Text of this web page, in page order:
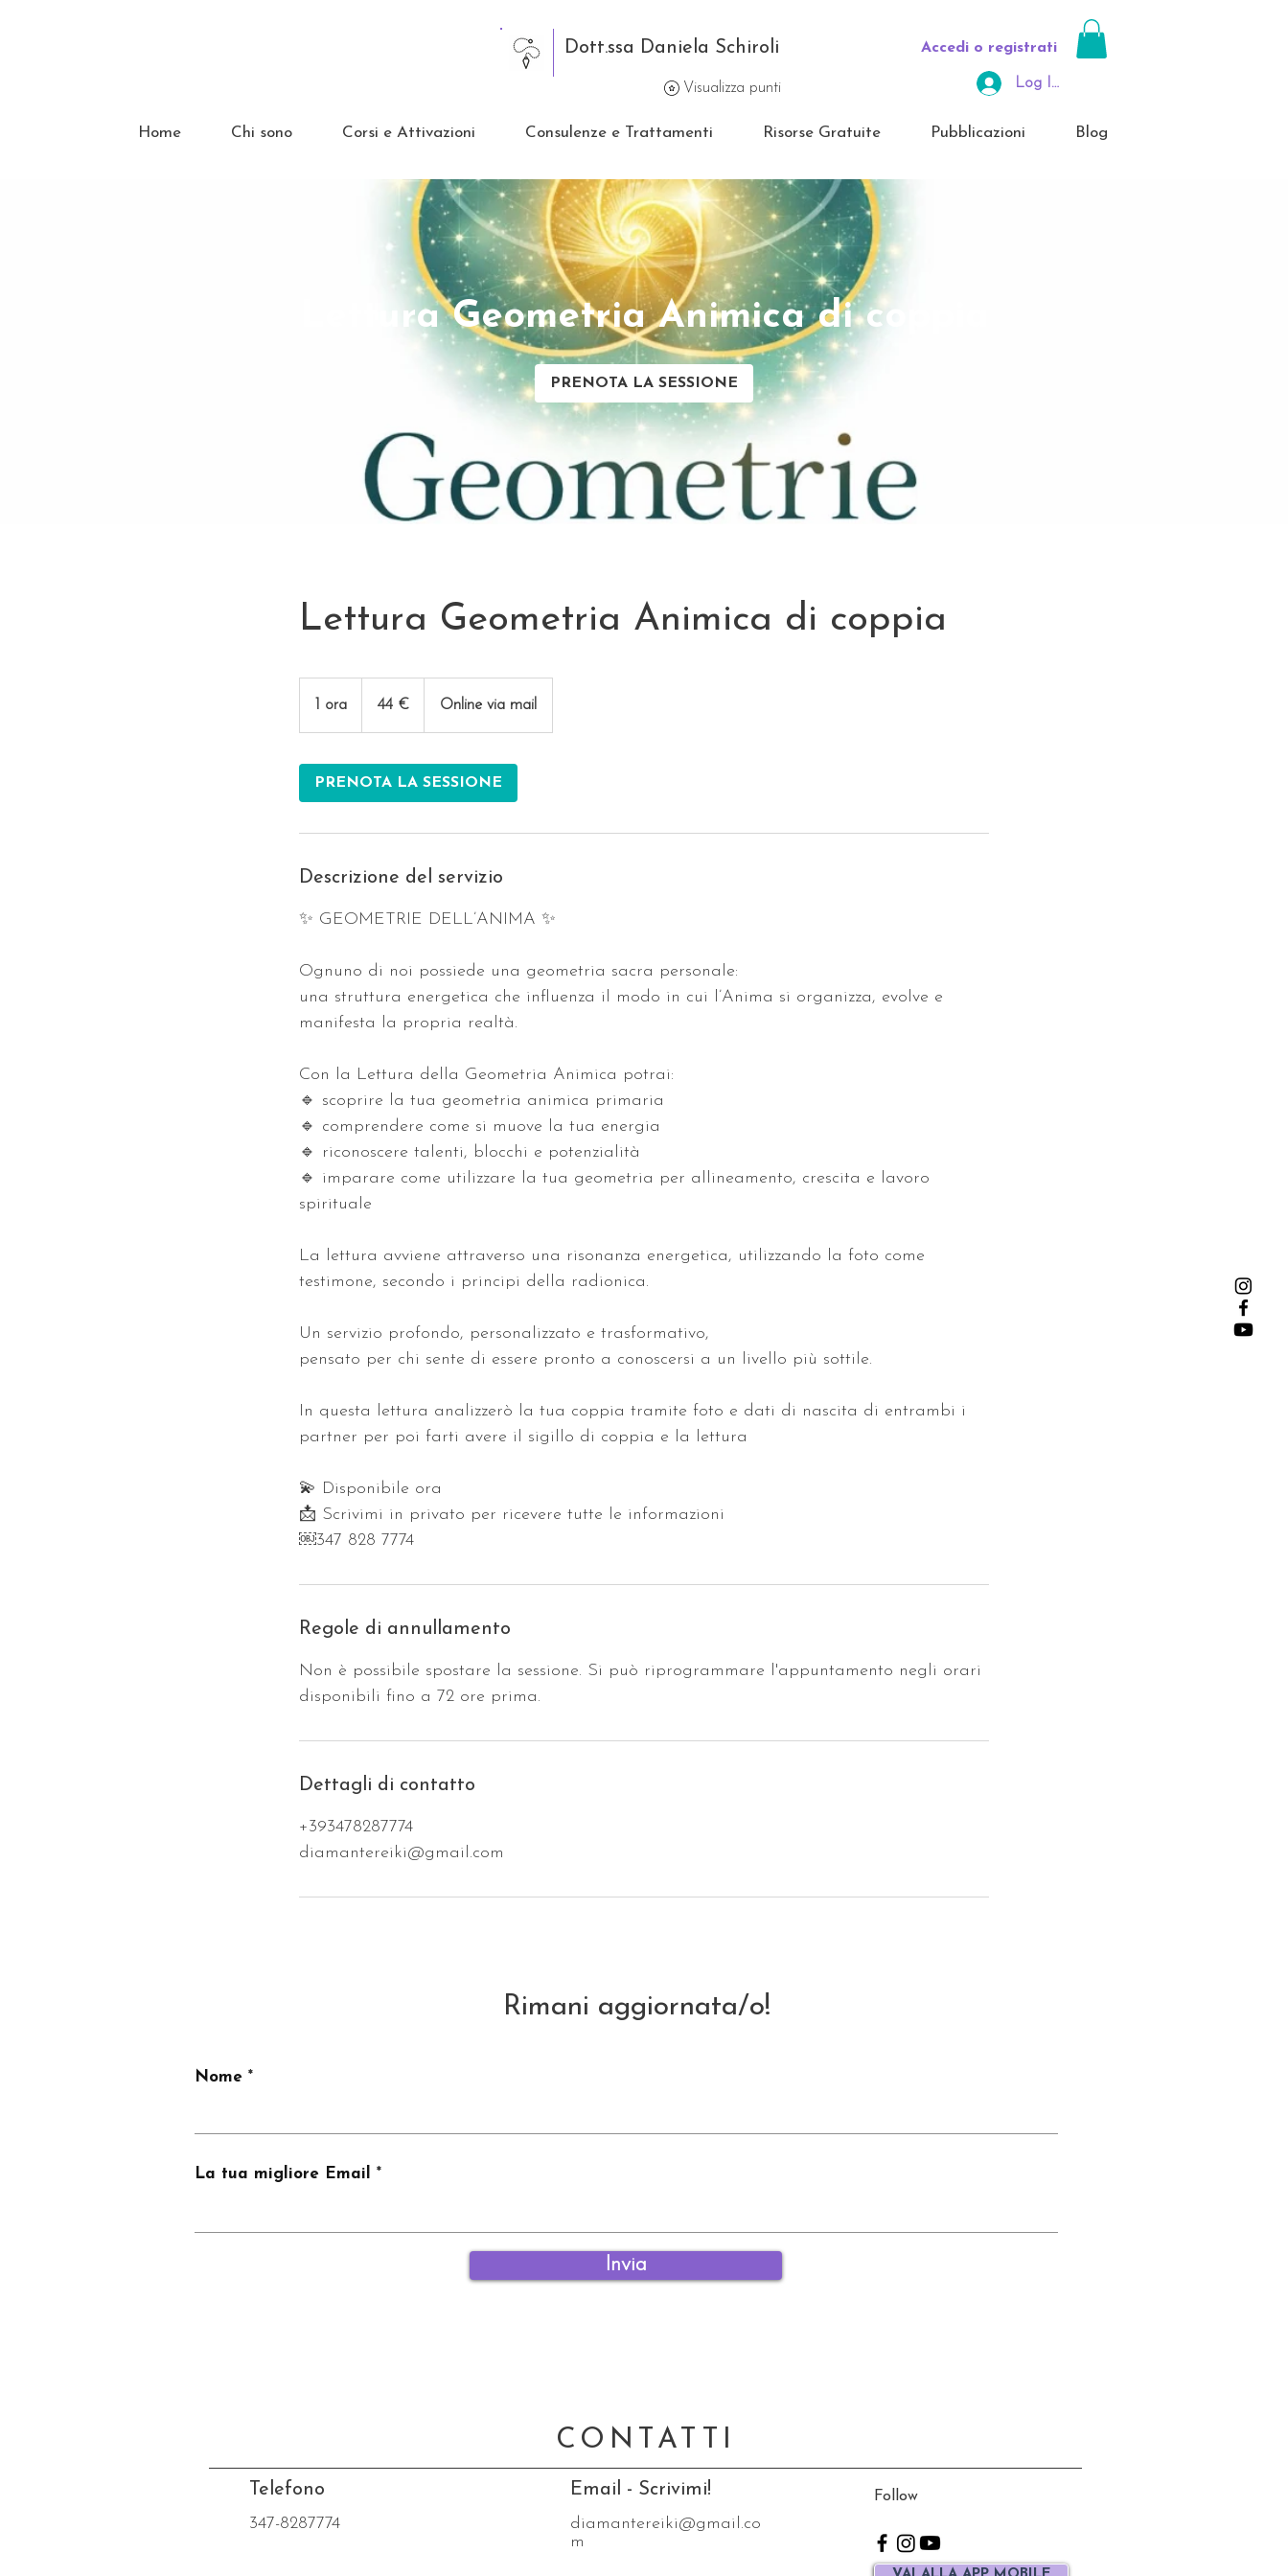
Dott.ssa Daniela Schiroli
Log In Area Riservata
Accedi o registrati
Home Chi sono Corsi e Attivazioni Consulenze e Trattamenti Risorse Gratuite Pubblicazioni Blog
Visualizza punti
Lettura Geometria Animica di coppia
PRENOTA LA SESSIONE
Lettura Geometria Animica di coppia
1 ora 44 € Online via mail
PRENOTA LA SESSIONE
Descrizione del servizio
✨ GEOMETRIE DELL’ANIMA ✨
Ognuno di noi possiede una geometria sacra personale:
una struttura energetica che influenza il modo in cui l’Anima si organizza, evolve e
manifesta la propria realtà.
Con la Lettura della Geometria Animica potrai:
🔹 scoprire la tua geometria animica primaria
🔹 comprendere come si muove la tua energia
🔹 riconoscere talenti, blocchi e potenzialità
🔹 imparare come utilizzare la tua geometria per allineamento, crescita e lavoro
spirituale
La lettura avviene attraverso una risonanza energetica, utilizzando la foto come
testimone, secondo i principi della radionica.
Un servizio profondo, personalizzato e trasformativo,
pensato per chi sente di essere pronto a conoscersi a un livello più sottile.
In questa lettura analizzerò la tua coppia tramite foto e dati di nascita di entrambi i
partner per poi farti avere il sigillo di coppia e la lettura
💫 Disponibile ora
📩 Scrivimi in privato per ricevere tutte le informazioni
￼⁨347 828 7774
Regole di annullamento
Non è possibile spostare la sessione. Si può riprogrammare l'appuntamento negli orari
disponibili fino a 72 ore prima.
Dettagli di contatto
+393478287774
diamantereiki@gmail.com
Rimani aggiornata/o!
Nome
La tua migliore Email
Invia
CONTATTI
Telefono
347-8287774
Email - Scrivimi!
diamantereiki@gmail.co
m
Follow